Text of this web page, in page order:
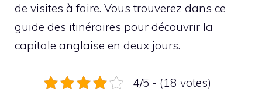
de visites à faire. Vous trouverez dans ce
guide des itinéraires pour découvrir la
capitale anglaise en deux jours.
4/5 - (18 votes)